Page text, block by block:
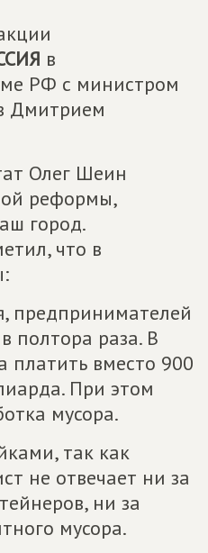
в
РФ с министром
Дмитрием
Олег Шеин
реформы,
город.
что в
предпринимателей
полтора раза. В
платить вместо 900
При этом
мусора.
так как
не отвечает ни за
ни за
мусора.